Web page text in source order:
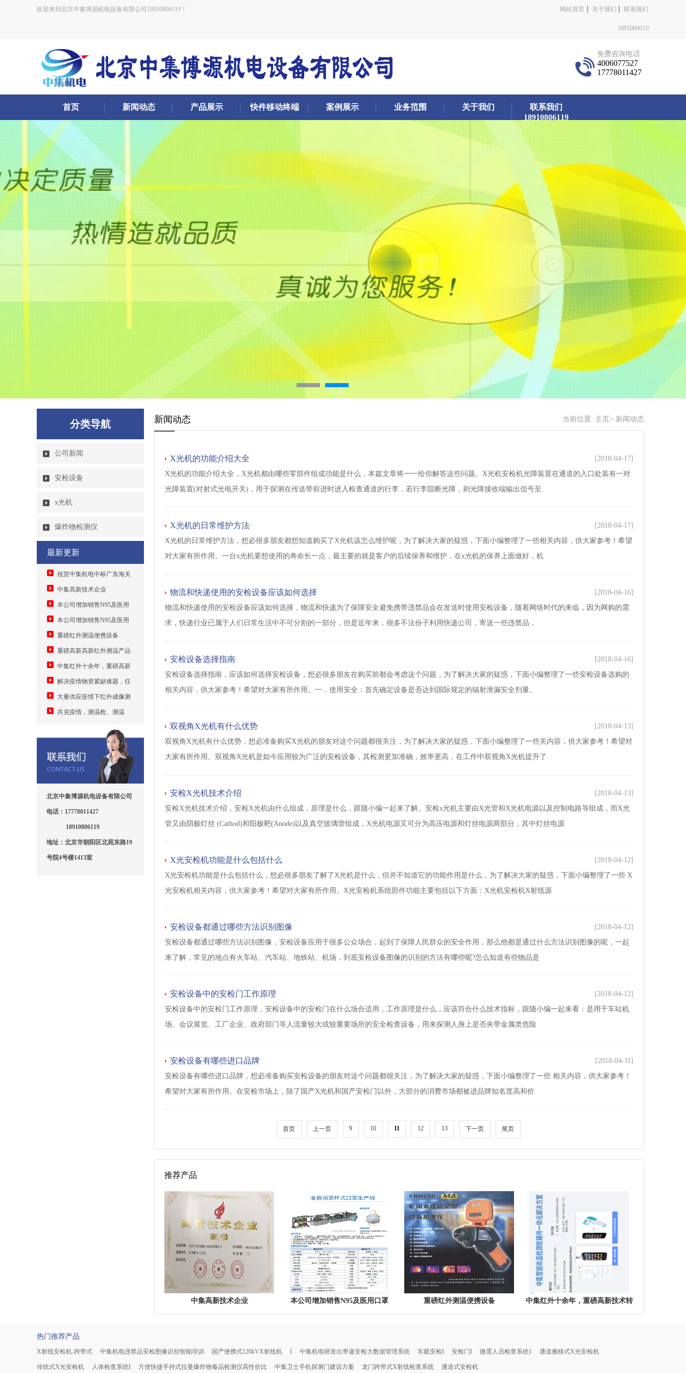
欢迎来到北京中集博源机电设备有限公司18910806119！ 网站首页 关于我们 联系我们
18910806119
免费咨询电话
4006077527
17778011427
首页 新闻动态 产品展示 快件移动终端 案例展示 业务范围 关于我们
联系我们
18910806119
分类导航
公司新闻
安检设备
x光机
爆炸物检测仪
最新更新
祝贺中集机电中标广东海关
智能分拣大数据监管系统
11880000元
中集高新技术企业
本公司增加销售N95及医用
口罩机，安检机送口罩
本公司增加销售N95及医用
口罩机重磅红外测温便携设备
重磅高新高新红外测温产品
中集红外十余年，重磅高新
技术转换，为解决疫情物资紧缺
难题，中集发明手机加装模块测
温并自动身份登记上传
解决疫情物资紧缺难题，任
何安卓手机加装测温模块成随手
可用测温仪
大量供应疫情下红外成像测
温设备5万元
共克疫情，测温枪、测温
北京中集博源机电设备有限公司
电话：17778011427
18910806119
地址：北京市朝阳区北苑东路19
号院4号楼1413室
新闻动态 当前位置: 主页> 新闻动态
X光机的功能介绍大全
[2018-04-17]
X光机的功能介绍大全，X光机都由哪些零部件组成功能是什么，本篇文章将一一给你解答这些问题。X光机安检机光障装置在通道的入口处装有一对
光障装置(对射式光电开关)，用于探测在传送带前进时进入检查通道的行李，若行李阻断光障，则光障接收端输出信号至
X光机的日常维护方法
[2018-04-17]
X光机的日常维护方法，想必很多朋友都想知道购买了X光机该怎么维护呢，为了解决大家的疑惑，下面小编整理了一些相关内容，供大家参考！希望
对大家有所作用。一台x光机要想使用的寿命长一点，最主要的就是客户的后续保养和维护，在x光机的保养上面做好，机
物流和快递使用的安检设备应该如何选择
[2018-04-16]
物流和快递使用的安检设备应该如何选择，物流和快递为了保障安全避免携带违禁品会在发送时使用安检设备，随着网络时代的来临，因为网购的需
求，快递行业已属于人们日常生活中不可分割的一部分，但是近年来，很多不法份子利用快递公司，寄送一些违禁品，
安检设备选择指南
[2018-04-16]
安检设备选择指南，应该如何选择安检设备，想必很多朋友在购买前都会考虑这个问题，为了解决大家的疑惑，下面小编整理了一些安检设备选购的
相关内容，供大家参考！希望对大家有所作用。一．使用安全：首先确定设备是否达到国际规定的辐射泄漏安全剂量。
双视角X光机有什么优势
[2018-04-13]
双视角X光机有什么优势，想必准备购买X光机的朋友对这个问题都很关注，为了解决大家的疑惑，下面小编整理了一些关内容，供大家参考！希望对
大家有所作用。双视角X光机是如今应用较为广泛的安检设备，其检测更加准确，效率更高，在工作中双视角X光机提升了
安检X光机技术介绍
[2018-04-13]
安检X光机技术介绍，安检X光机由什么组成，原理是什么，跟随小编一起来了解。安检x光机主要由X光管和X光机电源以及控制电路等组成，而X光
管又由阴极灯丝 (Cathod)和阳极靶(Anode)以及真空玻璃管组成，X光机电源又可分为高压电源和灯丝电源两部分，其中灯丝电源
X光安检机功能是什么包括什么
[2018-04-12]
X光安检机功能是什么包括什么，想必很多朋友了解了X光机是什么，但并不知道它的功能作用是什么，为了解决大家的疑惑，下面小编整理了一些 X
光安检机相关内容，供大家参考！希望对大家有所作用。X光安检机系统部件功能主要包括以下方面：X光机安检机X射线源
安检设备都通过哪些方法识别图像
[2018-04-12]
安检设备都通过哪些方法识别图像，安检设备应用于很多公众场合，起到了保障人民群众的安全作用，那么他都是通过什么方法识别图像的呢，一起
来了解，常见的地点有火车站、汽车站、地铁站、机场，到底安检设备图像的识别的方法有哪些呢?怎么知道有些物品是
安检设备中的安检门工作原理
[2018-04-12]
安检设备中的安检门工作原理，安检设备中的安检门在什么场合适用，工作原理是什么，应该符合什么技术指标，跟随小编一起来看：是用于车站机
场、会议展览、工厂企业、政府部门等人流量较大或较重要场所的安全检查设备，用来探测人身上是否夹带金属类危险
安检设备有哪些进口品牌
[2018-04-11]
安检设备有哪些进口品牌，想必准备购买安检设备的朋友对这个问题都很关注，为了解决大家的疑惑，下面小编整理了一些 相关内容，供大家参考！
希望对大家有所作用。在安检市场上，除了国产X光机和国产安检门以外，大部分的消费市场都被进品牌知名度高和价
首页 上一页 9 10 11 12 13 下一页 尾页
推荐产品
中集高新技术企业
本公司增加销售N95及医用口罩
机，安检机送口罩
重磅红外测温便携设备
中集红外十余年，重磅高新技术转
换，为解决疫情物资紧缺难题，中
份登记上传
热门推荐产品
X射线安检机-跨带式 中集机电违禁品安检图像识别智能培训 国产便携式120kVX射线机 I 中集机电研发出寄递安检大数据管理系统 车载安检I 安检门I 微震人员检查系统1 通道搬移式X光安检机
传统式X光安检机 人体检查系统I 方便快捷手持式拉曼爆炸物毒品检测仪高性价比 中集卫士手机探测门建设方案 龙门跨带式X射线检查系统 通道式安检机